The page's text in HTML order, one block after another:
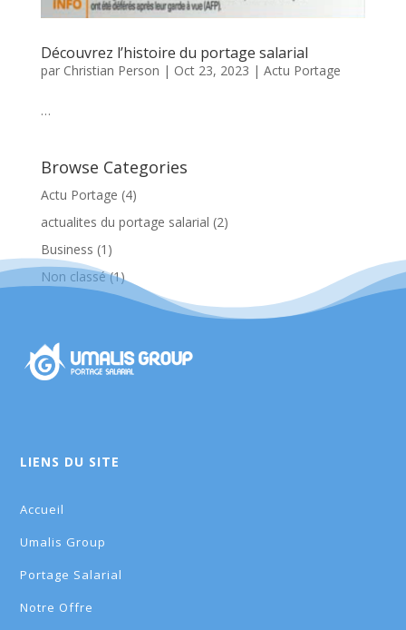
Découvrez l’histoire du portage salarial
par Christian Person | Oct 23, 2023 | Actu Portage
…
Browse Categories
Actu Portage (4)
actualites du portage salarial (2)
Business (1)
Non classé(1)
LIENS DU SITE
Accueil
Umalis Group
Portage Salarial
Notre Offre